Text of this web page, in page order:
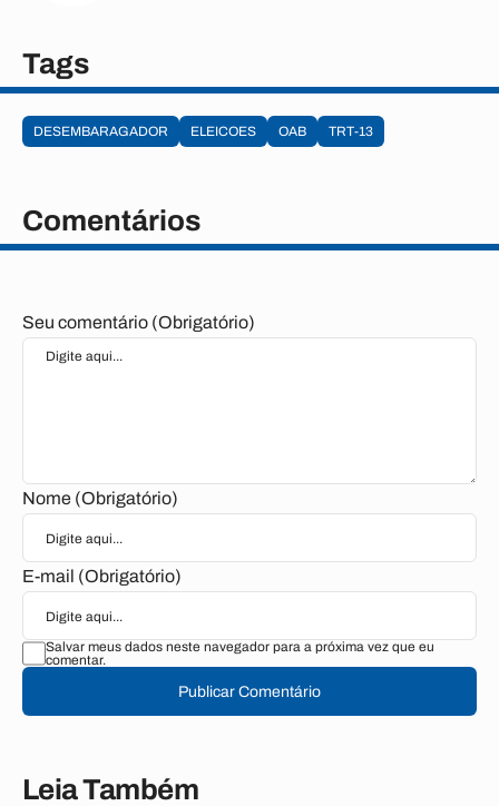
Tags
DESEMBARAGADOR ELEICOES OAB TRT-13
Comentários
Seu comentário (Obrigatório)
Nome (Obrigatório)
E-mail (Obrigatório)
Salvar meus dados neste navegador para a próxima vez que eu
comentar.
Publicar Comentário
Leia Também